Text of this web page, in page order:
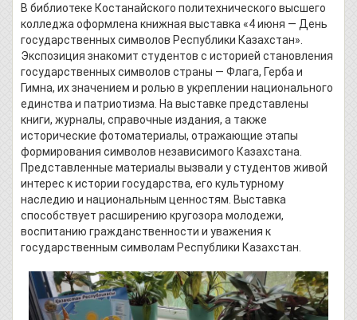
В библиотеке Костанайского политехнического высшего
колледжа оформлена книжная выставка «4 июня — День
государственных символов Республики Казахстан».
Экспозиция знакомит студентов с историей становления
государственных символов страны — Флага, Герба и
Гимна, их значением и ролью в укреплении национального
единства и патриотизма. На выставке представлены
книги, журналы, справочные издания, а также
исторические фотоматериалы, отражающие этапы
формирования символов независимого Казахстана.
Представленные материалы вызвали у студентов живой
интерес к истории государства, его культурному
наследию и национальным ценностям. Выставка
способствует расширению кругозора молодежи,
воспитанию гражданственности и уважения к
государственным символам Республики Казахстан.